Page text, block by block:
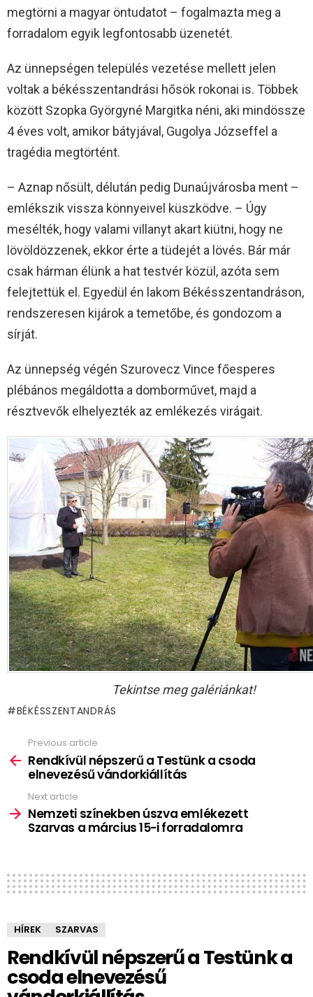
megtörni a magyar öntudatot – fogalmazta meg a
forradalom egyik legfontosabb üzenetét.
Az ünnepségen település vezetése mellett jelen
voltak a békésszentandrási hősök rokonai is. Többek
között Szopka Györgyné Margitka néni, aki mindössze
4 éves volt, amikor bátyjával, Gugolya Józseffel a
tragédia megtörtént.
– Aznap nősült, délután pedig Dunaújvárosba ment –
emlékszik vissza könnyeivel küszködve. – Úgy
mesélték, hogy valami villanyt akart kiütni, hogy ne
lövöldözzenek, ekkor érte a tüdejét a lövés. Bár már
csak hárman élünk a hat testvér közül, azóta sem
felejtettük el. Egyedül én lakom Békésszentandráson,
rendszeresen kijárok a temetőbe, és gondozom a
sírját.
Az ünnepség végén Szurovecz Vince főesperes
plébános megáldotta a domborművet, majd a
résztvevők elhelyezték az emlékezés virágait.
Tekintse meg galériánkat!
BÉKÉSSZENTANDRÁS
more
Previous article
Rendkívül népszerű a Testünk a csoda
elnevezésű vándorkiállítás
Next article
Nemzeti színekben úszva emlékezett
Szarvas a március 15-i forradalomra
HÍREK SZARVAS
Rendkívül népszerű a Testünk a
csoda elnevezésű